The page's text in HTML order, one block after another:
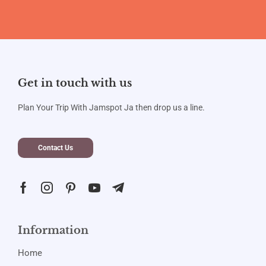
Get in touch with us
Plan Your Trip With Jamspot Ja then drop us a line.
Contact Us
Information
Home